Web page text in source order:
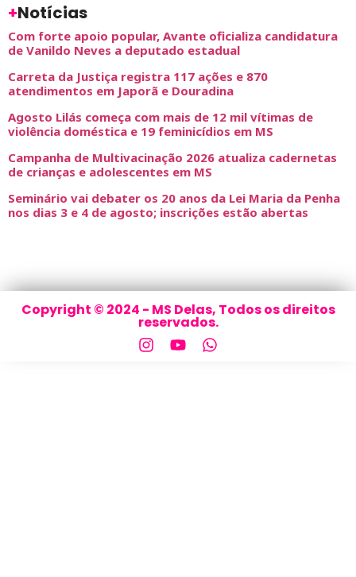
+Notícias
Com forte apoio popular, Avante oficializa candidatura
de Vanildo Neves a deputado estadual
Carreta da Justiça registra 117 ações e 870
atendimentos em Japorã e Douradina
Agosto Lilás começa com mais de 12 mil vítimas de
violência doméstica e 19 feminicídios em MS
Campanha de Multivacinação 2026 atualiza cadernetas
de crianças e adolescentes em MS
Seminário vai debater os 20 anos da Lei Maria da Penha
nos dias 3 e 4 de agosto; inscrições estão abertas
Copyright © 2024 - MS Delas, Todos os direitos
reservados.